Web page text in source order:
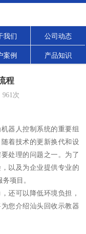
我们 公司动态
案例 产品知识
程
961次
器人控制系统的重要组
着技术的更新换代和设
处理的问题之一。为了
以及为企业提供专业的
项目。
还可以降低环境负担，
您介绍汕头回收示教器